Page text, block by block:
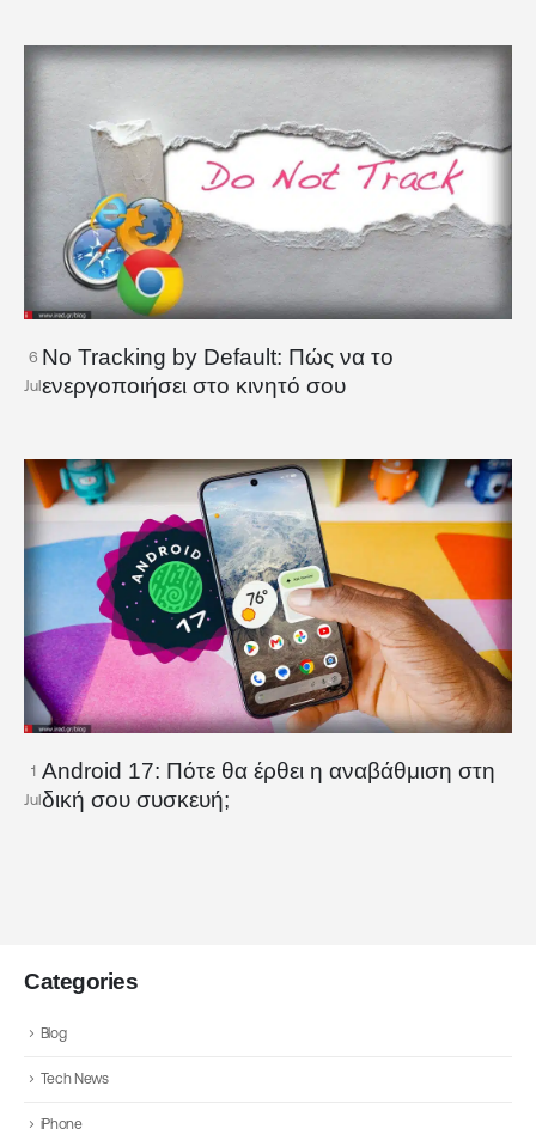
6
Jul
No Tracking by Default: Πώς να το
ενεργοποιήσει στο κινητό σου
1
Jul
Android 17: Πότε θα έρθει η αναβάθμιση στη
δική σου συσκευή;
Categories
Blog
Tech News
iPhone